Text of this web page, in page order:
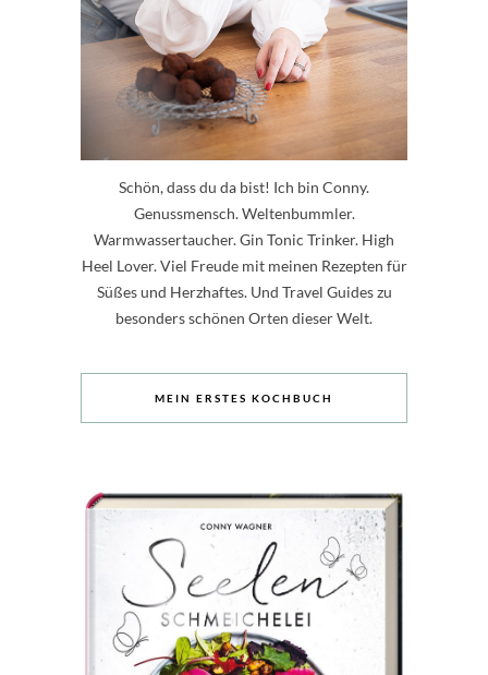
Schön, dass du da bist! Ich bin Conny.
Genussmensch. Weltenbummler.
Warmwassertaucher. Gin Tonic Trinker. High
Heel Lover. Viel Freude mit meinen Rezepten für
Süßes und Herzhaftes. Und Travel Guides zu
besonders schönen Orten dieser Welt.
MEIN ERSTES KOCHBUCH